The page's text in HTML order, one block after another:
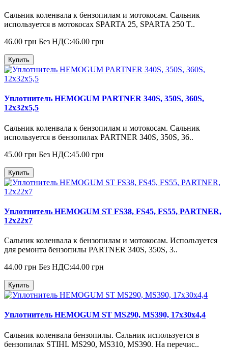
Сальник коленвала к бензопилам и мотокосам. Сальник
используется в мотокосах SPARTA 25, SPARTA 250 T..
46.00 грн Без НДС:46.00 грн
Купить
Уплотнитель HEMOGUM PARTNER 340S, 350S, 360S,
12x32x5,5
Сальник коленвала к бензопилам и мотокосам. Сальник
используется в бензопилах PARTNER 340S, 350S, 36..
45.00 грн Без НДС:45.00 грн
Купить
Уплотнитель HEMOGUM ST FS38, FS45, FS55, PARTNER,
12x22x7
Сальник коленвала к бензопилам и мотокосам. Используется
для ремонта бензопилы PARTNER 340S, 350S, 3..
44.00 грн Без НДС:44.00 грн
Купить
Уплотнитель HEMOGUM ST MS290, MS390, 17x30x4,4
Сальник коленвала бензопилы. Сальник используется в
бензопилах STIHL MS290, MS310, MS390. На перечис..